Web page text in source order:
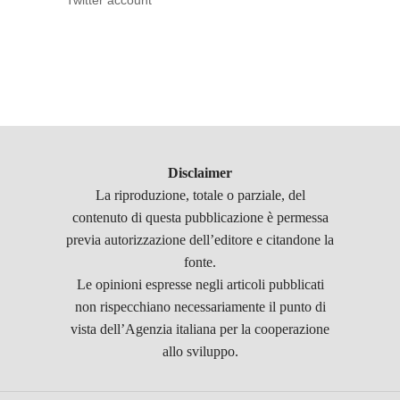
Disclaimer
La riproduzione, totale o parziale, del
contenuto di questa pubblicazione è permessa
previa autorizzazione dell’editore e citandone la
fonte.
Le opinioni espresse negli articoli pubblicati
non rispecchiano necessariamente il punto di
vista dell’Agenzia italiana per la cooperazione
allo sviluppo.